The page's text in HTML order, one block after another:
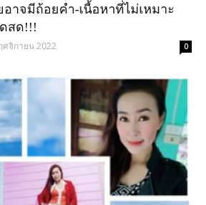
จมีถ้อยคำ-เนื้อหาที่ไม่เหมาะ
สด!!!
จิกายน 2022 0